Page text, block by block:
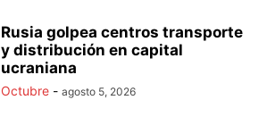
Rusia golpea centros transporte
y distribución en capital
ucraniana
Octubre - agosto 5, 2026